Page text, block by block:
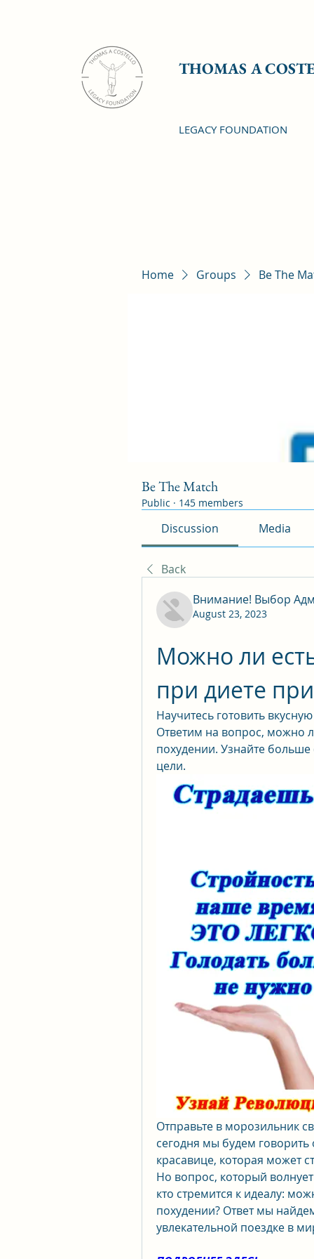
THOMAS A
LEGACY FOUNDATION
Home Groups Be The
Be The Match
Public · 145 members
Discussion Media
Back
Внимание! Выбор
August 23, 2023
Можно ли
при диете
Научитесь готовить
Ответим на вопрос, можно
похудении. Узнайте
цели.
Отправьте в морозильник
сегодня мы будем
красавице, которая может
Но вопрос, который
кто стремится к идеалу:
похудении? Ответ мы
увлекательной поездке в